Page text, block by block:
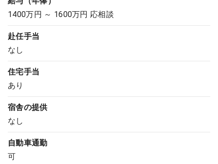
1400万円 ～ 1600万円 応相談
赴任手当
なし
住宅手当
あり
宿舎の提供
なし
自動車通勤
可